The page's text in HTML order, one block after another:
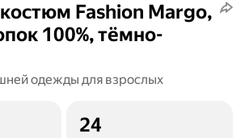
Fashion Margo,
100%, тёмно-
одежды для взрослых
24